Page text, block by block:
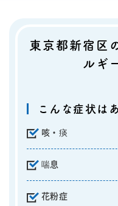
東京都新宿区
ルギ
こんな症状は
咳・痰
喘息
花粉症